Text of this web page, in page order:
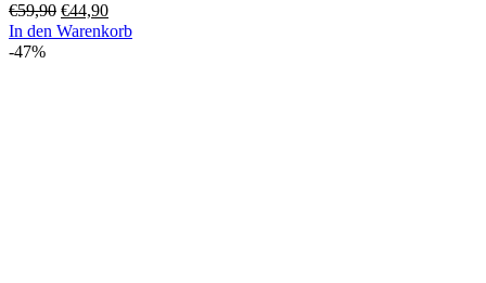
€59,90 Ursprünglicher
Preis
€44,90Aktueller
Preis
In den Warenkorb
-47%